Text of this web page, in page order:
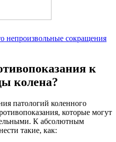
непроизвольные сокращения
к
колена?
патологий коленного
которые могут
К абсолютным
такие, как: